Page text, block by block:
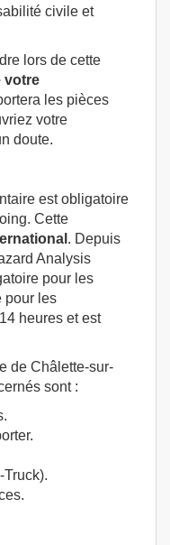
civile et
lors de cette
votre
les pièces
votre
doute.
est obligatoire
Cette
. Depuis
Analysis
pour les
pour les
heures et est
de Châlette-sur-
sont :